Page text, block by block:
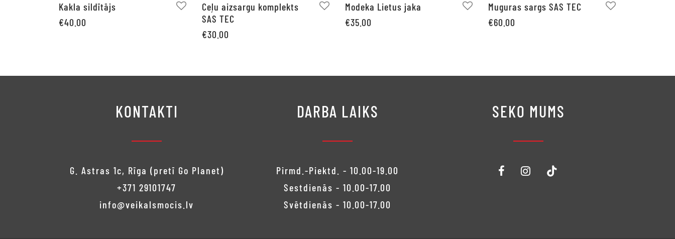
Kakla sildītājs
€40.00
Ceļu aizsargu komplekts
SAS TEC
€30.00
Modeka Lietus jaka
€35.00
Muguras sargs SAS TEC
€60.00
KONTAKTI
G. Astras 1c, Rīga (pretī Go Planet)
+371 29101747
info@veikalsmocis.lv
DARBA LAIKS
Pirmd.-Piektd. - 10.00-19.00
Sestdienās - 10.00-17.00
Svētdienās - 10.00-17.00
SEKO MUMS